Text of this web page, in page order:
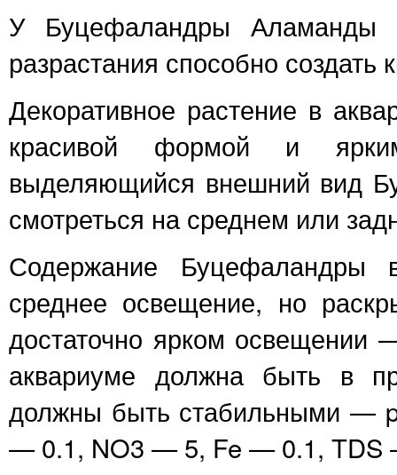
У Буцефаландры
разрастания способно создать
Декоративное растение в
красивой формой и
выделяющийся внешний вид
смотреться на среднем или
Содержание Буцефаландры
среднее освещение, но
достаточно ярком освещении
аквариуме должна быть в
должны быть стабильными
— 0.1, NO3 — 5, Fe — 0.1, TDS